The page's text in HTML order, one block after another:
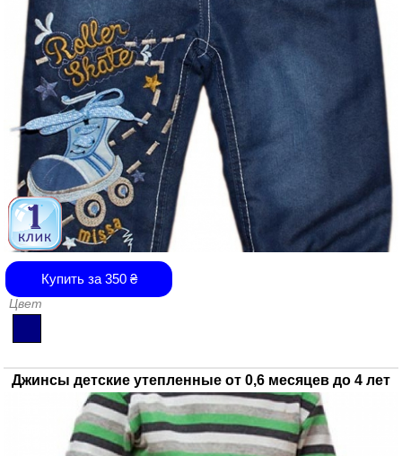
Купить за 350₴
Цвет
Джинсы детские утепленные от 0,6 месяцев до 4 лет